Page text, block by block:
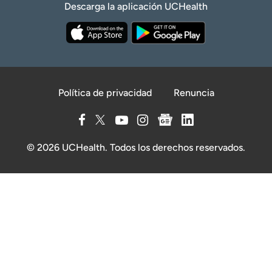
Descarga la aplicación UCHealth
Política de privacidad Renuncia
© 2026 UCHealth. Todos los derechos reservados.